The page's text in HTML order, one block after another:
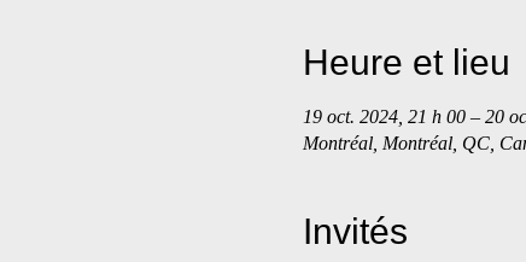
Heure et lieu
19 oct. 2024, 21 h 00 – 20
Montréal, Montréal, QC,
Invités